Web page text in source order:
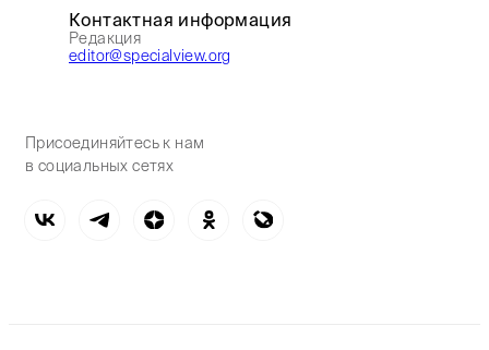
Контактная информация
Редакция
editor@specialview.org
Присоединяйтесь к нам
в социальных сетях